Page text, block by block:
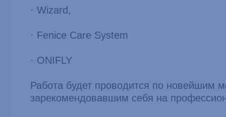
· Wizard,
· Fenice Care System
· ONIFLY
Работа будет проводится по новейшим
зарекомендовавшим себя на